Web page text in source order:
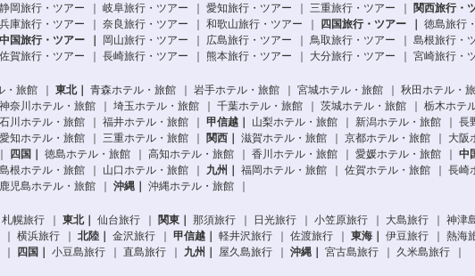
静岡旅行・ツアー 岐阜旅行・ツアー 愛知旅行・ツアー 三重旅行・ツアー
関西旅行・
兵庫旅行・ツアー 奈良旅行・ツアー 和歌山旅行・ツアー 四国旅行・ツアー
徳島旅行
中国旅行・ツアー 岡山旅行・ツアー 広島旅行・ツアー 鳥取旅行・ツアー
島根旅行・
佐賀旅行・ツアー 長崎旅行・ツアー 熊本旅行・ツアー 大分旅行・ツアー 宮崎旅行・
・旅館 東北 青森ホテル・旅館 岩手ホテル・旅館 宮城ホテル・旅館
秋田ホテル・
神奈川ホテル・旅館 埼玉ホテル・旅館 千葉ホテル・旅館 茨城ホテル・旅館
栃木ホテ
石川ホテル・旅館 福井ホテル・旅館 甲信越 山梨ホテル・旅館 新潟ホテル・旅館
長
愛知ホテル・旅館 三重ホテル・旅館 関西 滋賀ホテル・旅館 京都ホテル・旅館
大阪
四国 徳島ホテル・旅館 高知ホテル・旅館 香川ホテル・旅館 愛媛ホテル・旅館
中
島根ホテル・旅館 山口ホテル・旅館 九州 福岡ホテル・旅館 佐賀ホテル・旅館
長崎
鹿児島ホテル・旅館 沖縄 沖縄ホテル・旅館
札幌旅行 東北 仙台旅行 関東 那須旅行 日光旅行 小笠原旅行 大島旅行
神津
横浜旅行 北陸 金沢旅行 甲信越 軽井沢旅行 佐渡旅行 東海 伊豆旅行
熱海
四国 小豆島旅行 直島旅行 九州 屋久島旅行 沖縄 宮古島旅行 久米島旅行